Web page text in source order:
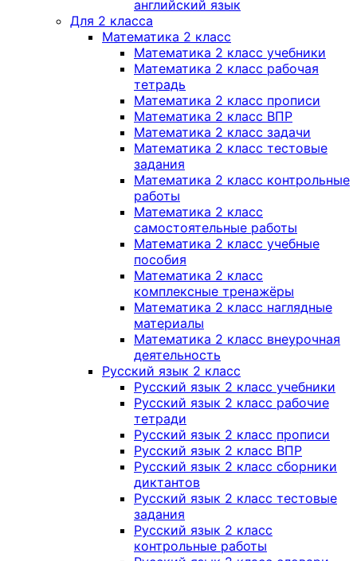
английский язык
Для 2 класса
Математика 2 класс
Математика 2 класс учебники
Математика 2 класс рабочая
тетрадь
Математика 2 класс прописи
Математика 2 класс ВПР
Математика 2 класс задачи
Математика 2 класс тестовые
задания
Математика 2 класс контрольные
работы
Математика 2 класс
самостоятельные работы
Математика 2 класс учебные
пособия
Математика 2 класс
комплексные тренажёры
Математика 2 класс наглядные
материалы
Математика 2 класс внеурочная
деятельность
Русский язык 2 класс
Русский язык 2 класс учебники
Русский язык 2 класс рабочие
тетради
Русский язык 2 класс прописи
Русский язык 2 класс ВПР
Русский язык 2 класс сборники
диктантов
Русский язык 2 класс тестовые
задания
Русский язык 2 класс
контрольные работы